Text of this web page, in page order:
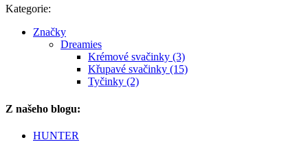
Kategorie:
Značky
Dreamies
Krémové svačinky (3)
Křupavé svačinky (15)
Tyčinky (2)
Z našeho blogu:
HUNTER